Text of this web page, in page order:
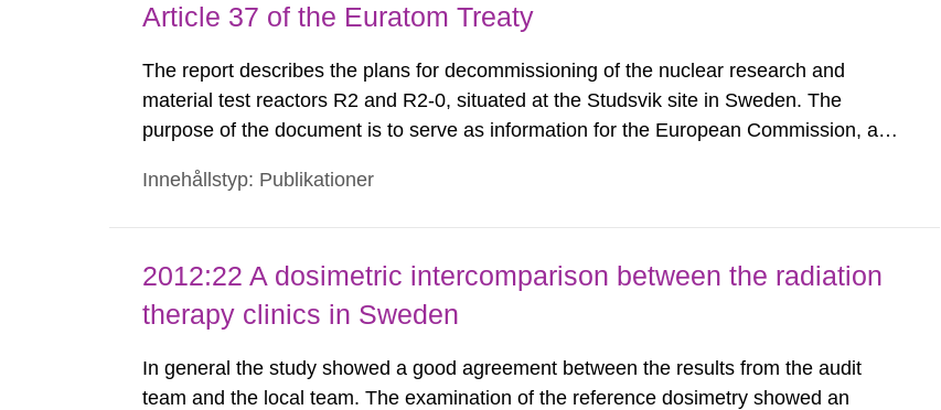
Article 37 of the Euratom Treaty
The report describes the plans for decommissioning of the nuclear research and
material test reactors R2 and R2-0, situated at the Studsvik site in Sweden. The
purpose of the document is to serve as information for the European Commission, and
each Member State shall provide the Commission with such...
Innehållstyp: Publikationer
2012:22 A dosimetric intercomparison between the radiation
therapy clinics in Sweden
In general the study showed a good agreement between the results from the audit
team and the local team. The examination of the reference dosimetry showed an